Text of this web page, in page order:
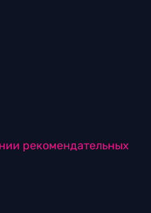
рекомендательных